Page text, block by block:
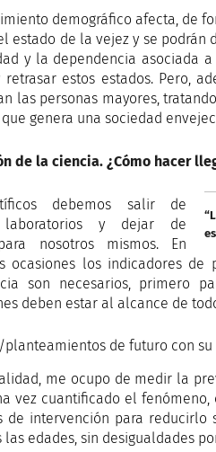
demográfico afecta, de
estado de la vejez y se
y la dependencia asociada
retrasar estos estados. Pero,
las personas mayores,
genera una sociedad
de la ciencia. ¿Cómo hacer
debemos salir de
laboratorios y dejar de
nosotros mismos. En
ocasiones los indicadores
son necesarios, primero
deben estar al alcance de
planteamientos de futuro con su
me ocupo de medir la
vez cuantificado el
de intervención para reducirlo
las edades, sin desigualdades